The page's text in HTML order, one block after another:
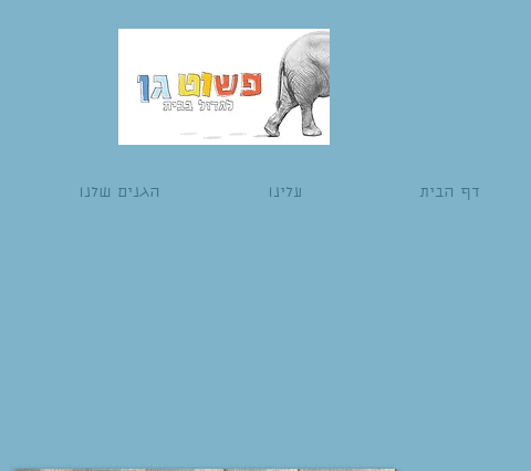
הגנים שלנו עלינו דף הבית